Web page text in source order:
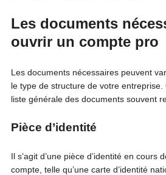
Les documents
ouvrir un compte pro
Les documents nécessaires peuvent
le type de structure de votre
liste générale des documents souvent
Pièce d’identité
Il s’agit d’une pièce d’identité en cours
compte, telle qu’une carte d’identité